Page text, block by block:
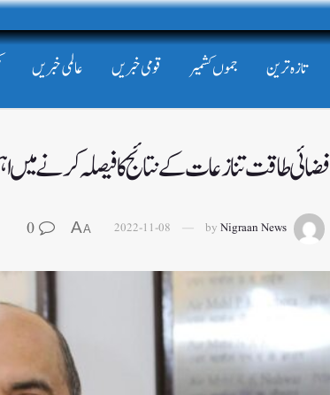
تازہ ترین جموں کشمیر قومی خبریں عالمی خبریں
فضائی طاقت تنازعات کے نتائج کا فیصلہ کرنے میں
by Nigraan News
2022-11-08
A
A